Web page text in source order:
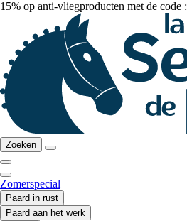
15% op anti-vliegproducten met de code :
Zoeken
Zomerspecial
Paard in rust
Paard aan het werk